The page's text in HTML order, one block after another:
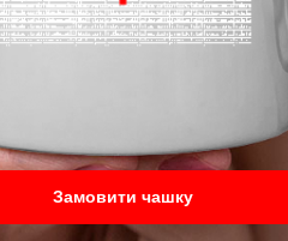
Замовити чашку